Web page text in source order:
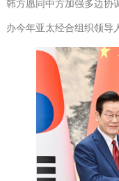
韩方愿同中方加强多边协
办今年亚太经合组织领导